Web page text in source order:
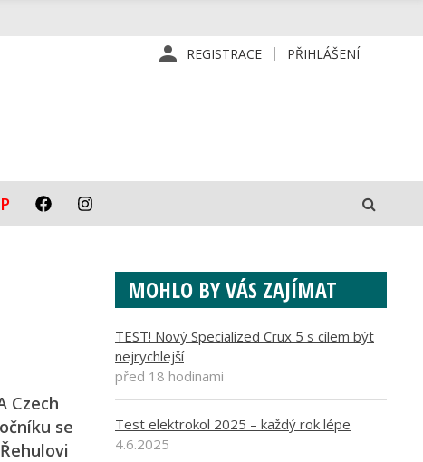
REGISTRACE PŘIHLÁŠENÍ
Czech
se
MOHLO BY VÁS ZAJÍMAT
TEST! Nový Specialized Crux 5 s cílem být
nejrychlejší
před 18 hodinami
Test elektrokol 2025 – každý rok lépe
4.6.2025